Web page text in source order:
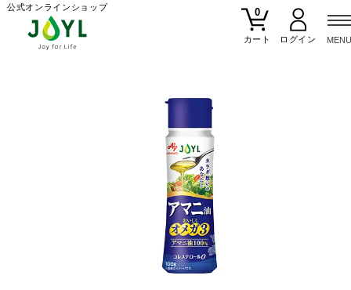
公式オンラインショップ
0
カート